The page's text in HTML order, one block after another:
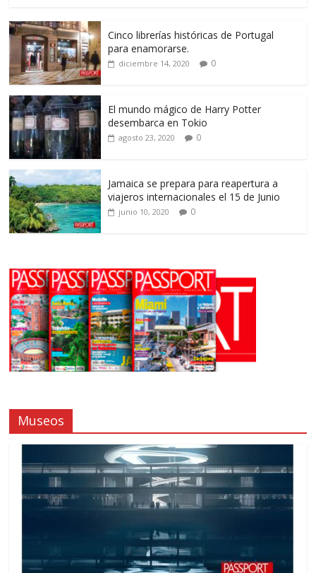
Cinco librerías históricas de Portugal
para enamorarse.
diciembre 14, 2020 0
El mundo mágico de Harry Potter
desembarca en Tokio
agosto 23, 2020 0
Jamaica se prepara para reapertura a
viajeros internacionales el 15 de Junio
junio 10, 2020 0
Museos